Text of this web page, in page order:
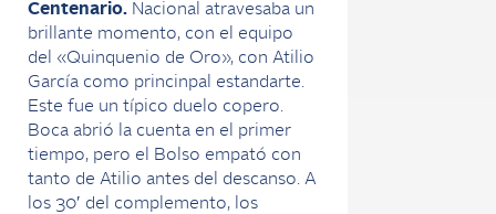
Centenario. Nacional atravesaba un
brillante momento, con el equipo
del «Quinquenio de Oro», con Atilio
García como princinpal estandarte.
Este fue un típico duelo copero.
Boca abrió la cuenta en el primer
tiempo, pero el Bolso empató con
tanto de Atilio antes del descanso. A
los 30′ del complemento, los